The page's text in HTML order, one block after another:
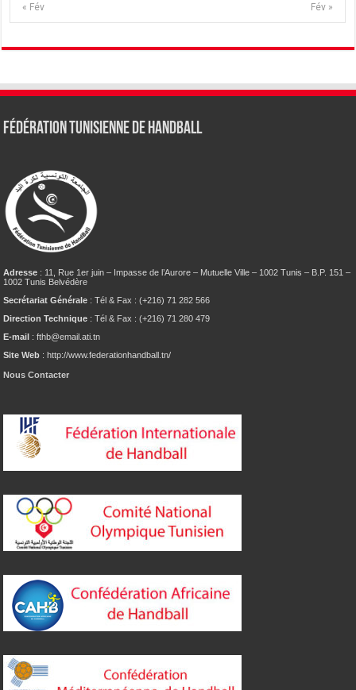
« Fév Fév »
Fédération tunisienne de Handball
Adresse : 11, Rue 1er juin – Impasse de l’Aurore – Mutuelle Ville – 1002 Tunis – B.P. 151 –
1002 Tunis Belvédère
Secrétariat Générale : Tél & Fax : (+216) 71 282 566
Direction Technique : Tél & Fax : (+216) 71 280 479
E-mail : fthb@email.ati.tn
Site Web : http://www.federationhandball.tn/
Nous Contacter